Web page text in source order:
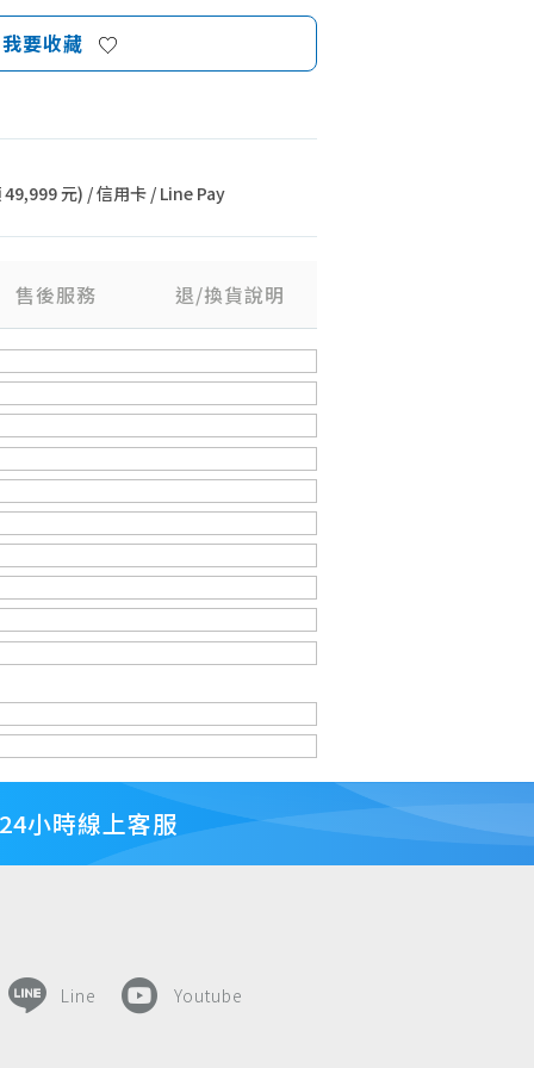
我要收藏
元) / 信用卡 / Line Pay
售後服務 退/換貨說明
24小時線上客服
Line Youtube